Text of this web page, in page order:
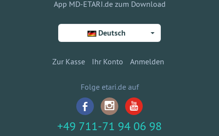
App MD-ETARI.de zum Download
Deutsch
Zur Kasse Ihr Konto Anmelden
Folge etari.de auf
+49 711-71 94 06 98